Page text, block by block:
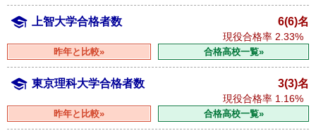
上智大学合格者数 6(6)名
現役合格率 2.33%
昨年と比較» 合格高校一覧»
東京理科大学合格者数 3(3)名
現役合格率 1.16%
昨年と比較» 合格高校一覧»